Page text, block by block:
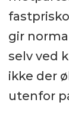
gir
selv ved
ikke der
utenfor